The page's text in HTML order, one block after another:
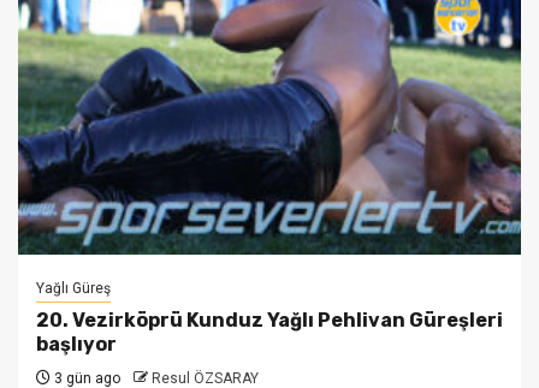
Yağlı Güreş
20. Vezirköprü Kunduz Yağlı Pehlivan Güreşleri
başlıyor
3 gün ago Resul ÖZSARAY